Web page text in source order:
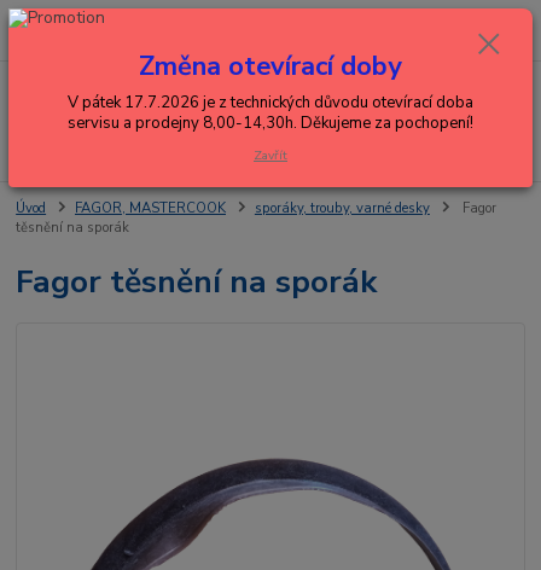
+420 602 288 130
0,00 Kč
Úvod FAGOR, MASTERCOOK sporáky, trouby, varné desky
Fagor
těsnění na sporák
Fagor těsnění na sporák
Změna otevírací doby
V pátek 17.7.2026 je z technických důvodu otevírací doba
servisu a prodejny 8,00-14,30h. Děkujeme za pochopení!
Zavřít